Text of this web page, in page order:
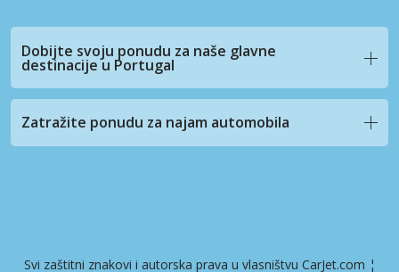
Dobijte svoju ponudu za naše glavne
destinacije u Portugal
Zatražite ponudu za najam automobila
Svi zaštitni znakovi i autorska prava u vlasništvu CarJet.com ¦